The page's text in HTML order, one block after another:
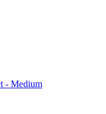
- Medium